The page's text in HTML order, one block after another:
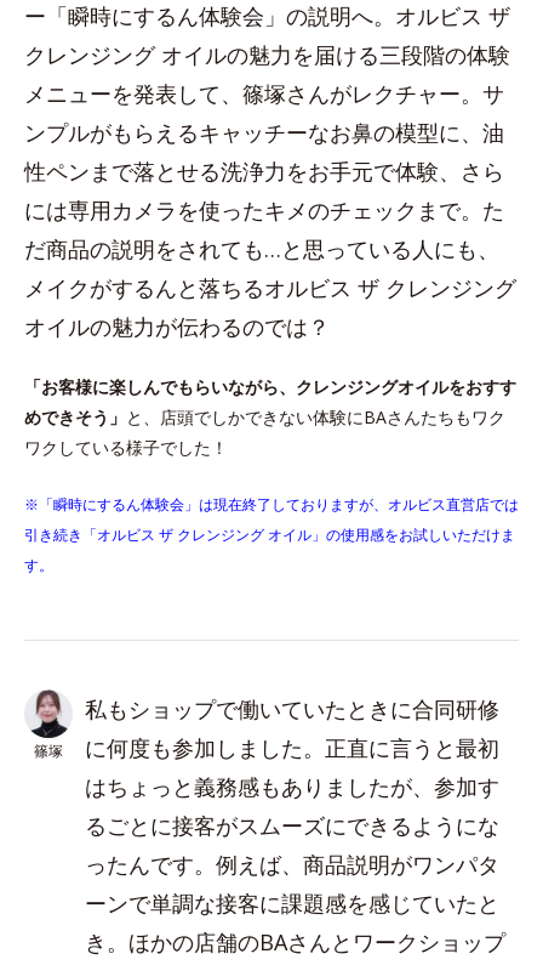
ー「瞬時にするん体験会」の説明へ。オルビス ザ
クレンジング オイルの魅力を届ける三段階の体験
メニューを発表して、篠塚さんがレクチャー。サ
ンプルがもらえるキャッチーなお鼻の模型に、油
性ペンまで落とせる洗浄力をお手元で体験、さら
には専用カメラを使ったキメのチェックまで。た
だ商品の説明をされても…と思っている人にも、
メイクがするんと落ちるオルビス ザ クレンジング
オイルの魅力が伝わるのでは？
「お客様に楽しんでもらいながら、クレンジングオイルをおすす
めできそう」 と、店頭でしかできない体験にBAさんたちもワク
ワクしている様子でした！
※「瞬時にするん体験会」は現在終了しておりますが、オルビス直営店では
引き続き「オルビス ザ クレンジング オイル」の使用感をお試しいただけま
す。
篠塚
私もショップで働いていたときに合同研修
に何度も参加しました。正直に言うと最初
はちょっと義務感もありましたが、参加す
るごとに接客がスムーズにできるようにな
ったんです。例えば、商品説明がワンパタ
ーンで単調な接客に課題感を感じていたと
き。ほかの店舗のBAさんとワークショップ